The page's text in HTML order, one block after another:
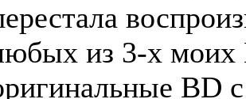
из 3-х моих
BD